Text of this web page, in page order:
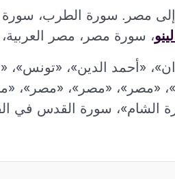
مصر. سورة الطرب، سورة
، سورة مصر، مصر
«أحمد الدين»،
«مصر»، «مصر»، «مصر»،
الشام»، سورة القدس في